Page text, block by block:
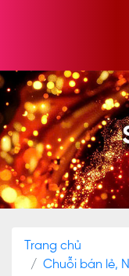
Trang chủ
Chuỗi bán lẻ,